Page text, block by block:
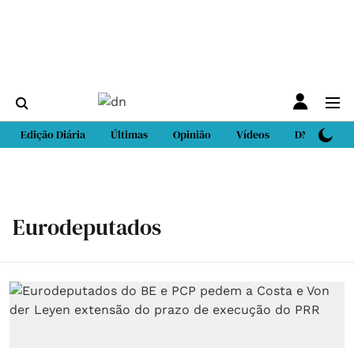
Edição Diária Últimas Opinião Vídeos DN Sport
Eurodeputados